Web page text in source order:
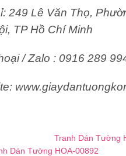
249 Lê Văn Thọ,
TP Hồ Chí Minh
/ Zalo : 0916 289
Tranh Dán Tường
Dán Tường HOA-00892